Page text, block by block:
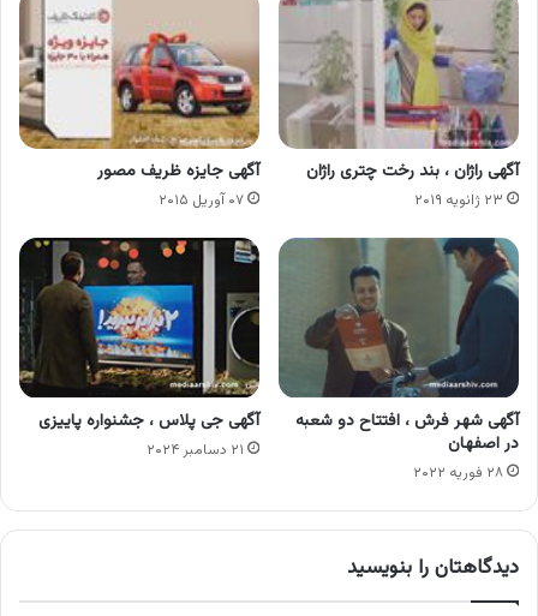
آگهی راژان ، بند رخت چتری راژان
۲۳ ژانویه ۲۰۱۹
آگهی جایزه ظریف مصور
۰۷ آوریل ۲۰۱۵
آگهی شهر فرش ، افتتاح دو شعبه
در اصفهان
۲۸ فوریه ۲۰۲۲
آگهی جی پلاس ، جشنواره پاییزی
۲۱ دسامبر ۲۰۲۴
دیدگاهتان را بنویسید